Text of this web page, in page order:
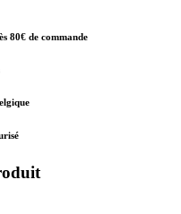
80€ de commande